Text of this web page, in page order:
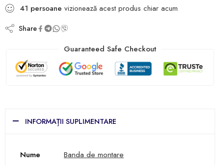
41 persoane vizionează acest produs chiar acum
Share
Guaranteed Safe Checkout
INFORMAȚII SUPLIMENTARE
Nume
Banda de montare